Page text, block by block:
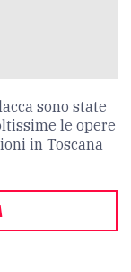
sono state
le opere
in Toscana